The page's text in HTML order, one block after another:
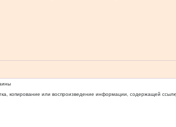
копирование или воспроизведение информации, содержащей